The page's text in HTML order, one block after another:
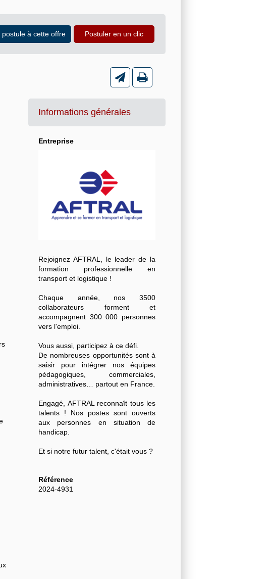
Informations générales
Entreprise
Rejoignez AFTRAL, le leader de la
formation professionnelle en
transport et logistique !
Chaque année, nos 3500
collaborateurs forment et
accompagnent 300 000 personnes
vers l'emploi.
Vous aussi, participez à ce défi.
De nombreuses opportunités sont à
saisir pour intégrer nos équipes
pédagogiques, commerciales,
administratives… partout en France.
Engagé, AFTRAL reconnaît tous les
talents ! Nos postes sont ouverts
aux personnes en situation de
handicap.
Et si notre futur talent, c'était vous ?
Référence
2024-4931